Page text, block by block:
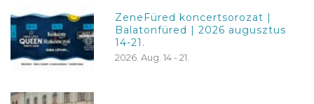
ZeneFüred koncertsorozat |
Balatonfüred | 2026 augusztus
14-21.
2026. Aug. 14 - 21.